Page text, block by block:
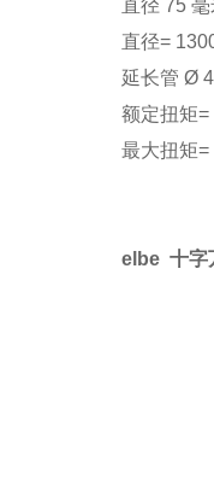
直径 75
直径=
延长管 Ø
额定扭矩
最大扭矩
elbe 十字